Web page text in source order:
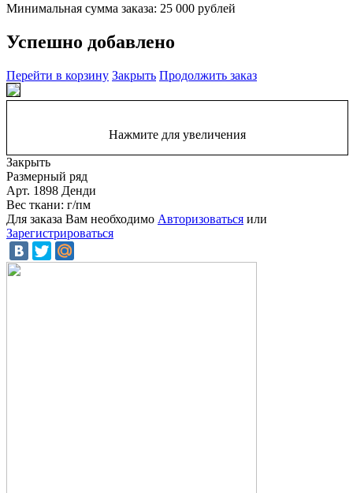
Минимальная сумма заказа: 25 000 рублей
Успешно добавлено
Перейти в корзину Закрыть Продолжить заказ
Нажмите для увеличения
Закрыть
Размерный ряд
Арт. 1898 Денди
Вес ткани: г/пм
Для заказа Вам необходимо Авторизоваться или
Зарегистрироваться